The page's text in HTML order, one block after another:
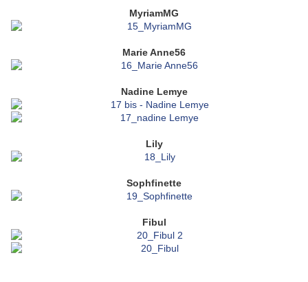
MyriamMG
Marie Anne56
Nadine Lemye
Lily
Sophfinette
Fibul